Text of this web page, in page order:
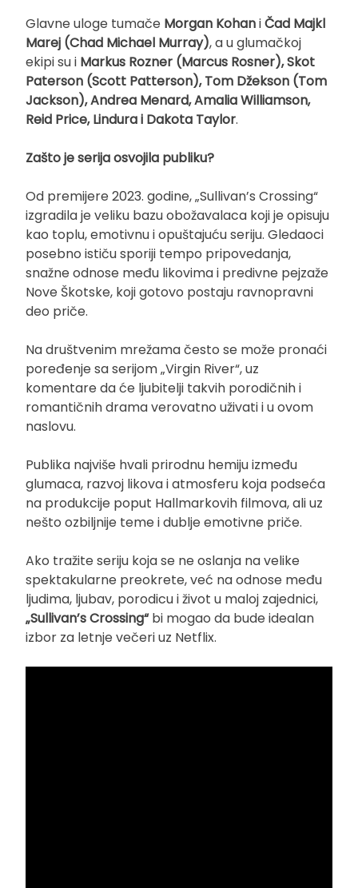
Glavne uloge tumače Morgan KohaniČad Majkl
Marej (Chad Michael Murray), a u glumačkoj
ekipi su i Markus Rozner (Marcus Rosner), Skot
Paterson (Scott Patterson), Tom Džekson (Tom
Jackson), Andrea Menard, Amalia Williamson,
Reid Price, Lindura i Dakota Taylor.
Zašto je serija osvojila publiku?
Od premijere 2023. godine, „Sullivan’s Crossing“
izgradila je veliku bazu obožavalaca koji je opisuju
kao toplu, emotivnu i opuštajuću seriju. Gledaoci
posebno ističu sporiji tempo pripovedanja,
snažne odnose među likovima i predivne pejzaže
Nove Škotske, koji gotovo postaju ravnopravni
deo priče.
Na društvenim mrežama često se može pronaći
poređenje sa serijom „Virgin River“, uz
komentare da će ljubitelji takvih porodičnih i
romantičnih drama verovatno uživati i u ovom
naslovu.
Publika najviše hvali prirodnu hemiju između
glumaca, razvoj likova i atmosferu koja podseća
na produkcije poput Hallmarkovih filmova, ali uz
nešto ozbiljnije teme i dublje emotivne priče.
Ako tražite seriju koja se ne oslanja na velike
spektakularne preokrete, već na odnose među
ljudima, ljubav, porodicu i život u maloj zajednici,
„Sullivan’s Crossing“bi mogao da bude idealan
izbor za letnje večeri uz Netflix.